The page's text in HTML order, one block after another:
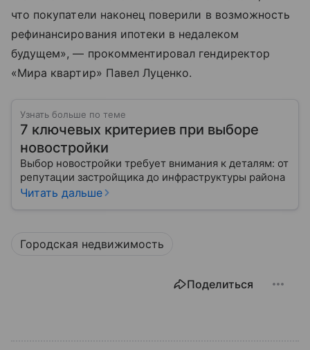
что покупатели наконец поверили в возможность
рефинансирования ипотеки в недалеком
будущем», — прокомментировал гендиректор
«Мира квартир» Павел Луценко.
Узнать больше по теме
7 ключевых критериев при выборе
новостройки
Выбор новостройки требует внимания к деталям: от
репутации застройщика до инфраструктуры района
Читать дальше
Городская недвижимость
Поделиться